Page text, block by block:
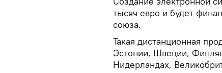
тысяч евро и будет
союза.
Такая дистанционная
Эстонии, Швеции,
Нидерландах,